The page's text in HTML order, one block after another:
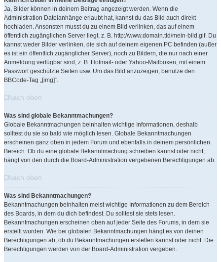
Ja, Bilder können in deinem Beitrag angezeigt werden. Wenn die
Administration Dateianhänge erlaubt hat, kannst du das Bild auch direkt
hochladen. Ansonsten musst du zu einem Bild verlinken, das auf einem
öffentlich zugänglichen Server liegt, z. B. http://www.domain.tld/mein-bild.gif. Du
kannst weder Bilder verlinken, die sich auf deinem eigenen PC befinden (außer
es ist ein öffentlich zugänglicher Server), noch zu Bildern, die nur nach einer
Anmeldung verfügbar sind, z. B. Hotmail- oder Yahoo-Mailboxen, mit einem
Passwort geschützte Seiten usw. Um das Bild anzuzeigen, benutze den
BBCode-Tag „[img]“.
Nach oben
Was sind globale Bekanntmachungen?
Globale Bekanntmachungen beinhalten wichtige Informationen, deshalb
solltest du sie so bald wie möglich lesen. Globale Bekanntmachungen
erscheinen ganz oben in jedem Forum und ebenfalls in deinem persönlichen
Bereich. Ob du eine globale Bekanntmachung schreiben kannst oder nicht,
hängt von den durch die Board-Administration vergebenen Berechtigungen ab.
Nach oben
Was sind Bekanntmachungen?
Bekanntmachungen beinhalten meist wichtige Informationen zu dem Bereich
des Boards, in dem du dich befindest. Du solltest sie stets lesen.
Bekanntmachungen erscheinen oben auf jeder Seite des Forums, in dem sie
erstellt wurden. Wie bei globalen Bekanntmachungen hängt es von deinen
Berechtigungen ab, ob du Bekanntmachungen erstellen kannst oder nicht. Die
Berechtigungen werden von der Board-Administration vergeben.